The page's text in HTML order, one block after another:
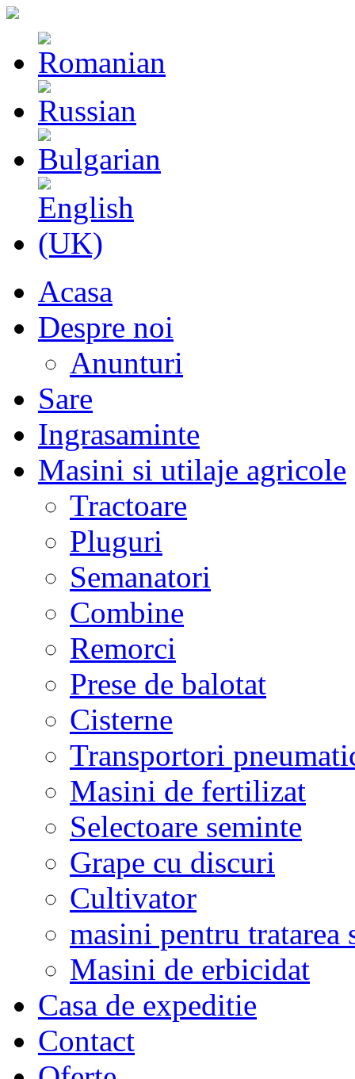
Acasa
Despre noi
Anunturi
Sare
Ingrasaminte
Masini si utilaje agricole
Tractoare
Pluguri
Semanatori
Combine
Remorci
Prese de balotat
Cisterne
Transportori
Masini de fertilizat
Selectoare seminte
Grape cu discuri
Cultivator
masini pentru tratarea
Masini de erbicidat
Casa de expeditie
Contact